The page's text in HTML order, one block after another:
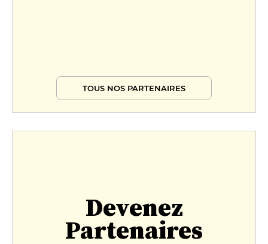
TOUS NOS PARTENAIRES
Devenez
Partenaires